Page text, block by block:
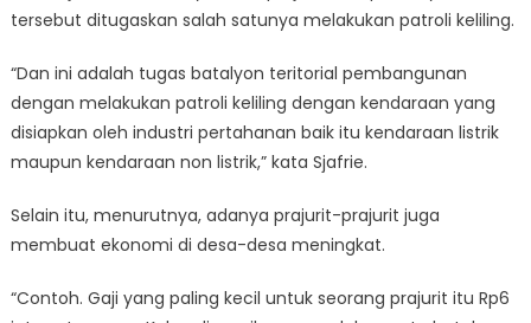
tersebut ditugaskan salah satunya melakukan patroli keliling.
“Dan ini adalah tugas batalyon teritorial pembangunan
dengan melakukan patroli keliling dengan kendaraan yang
disiapkan oleh industri pertahanan baik itu kendaraan listrik
maupun kendaraan non listrik,” kata Sjafrie.
Selain itu, menurutnya, adanya prajurit-prajurit juga
membuat ekonomi di desa-desa meningkat.
“Contoh. Gaji yang paling kecil untuk seorang prajurit itu Rp6